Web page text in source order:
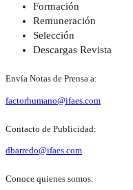
Formación
Remuneración
Selección
Descargas Revista
Envía Notas de Prensa a:
factorhumano@ifaes.com
Contacto de Publicidad:
dbarredo@ifaes.com
Conoce quienes somos: